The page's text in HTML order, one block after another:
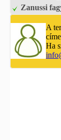
Zanussi
A
Ha